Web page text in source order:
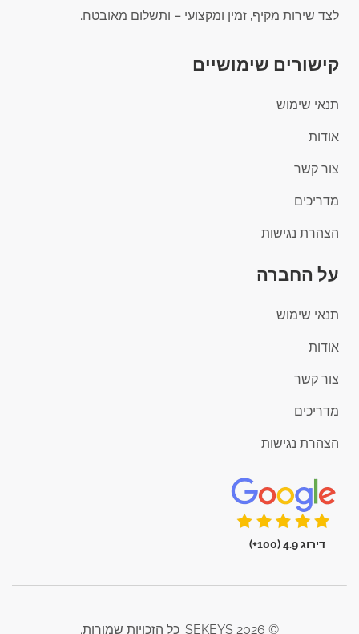
לצד שירות מקיף, זמין ומקצועי – ותשלום מאובטח.
קישורים שימושיים
תנאי שימוש
אודות
צור קשר
מדריכים
הצהרת נגישות
על החברה
תנאי שימוש
אודות
צור קשר
מדריכים
הצהרת נגישות
דירוג 4.9 (100+)
© 2026 SEKEYS. כל הזכויות שמורות.